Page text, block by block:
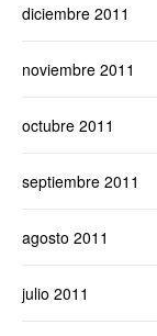
diciembre 2011
noviembre 2011
octubre 2011
septiembre 2011
agosto 2011
julio 2011